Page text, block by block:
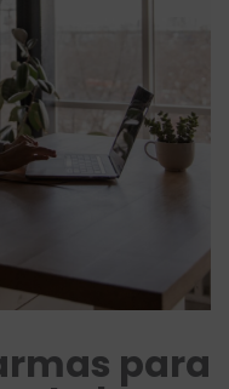
para